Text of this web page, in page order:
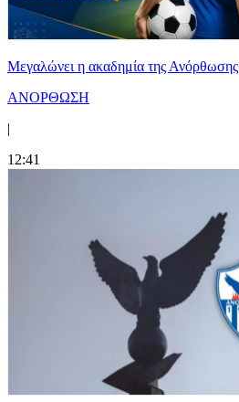
Μεγαλώνει η ακαδημία της Ανόρθωσης
ΑΝΟΡΘΩΣΗ
|
12:41